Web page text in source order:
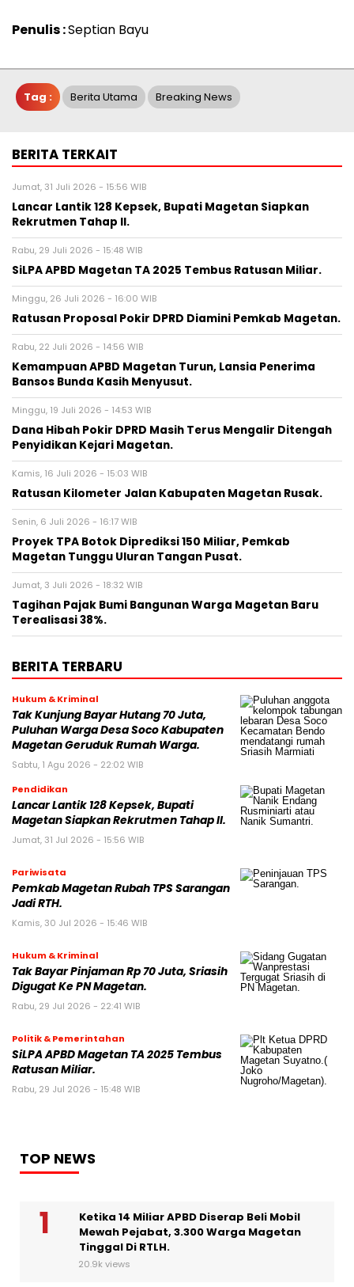
Penulis :Septian Bayu
Tag : Berita Utama Breaking News
BERITA TERKAIT
Jumat, 31 Juli 2026 - 15:56 WIB
Lancar Lantik 128 Kepsek, Bupati Magetan Siapkan
Rekrutmen Tahap II.
Rabu, 29 Juli 2026 - 15:48 WIB
SiLPA APBD Magetan TA 2025 Tembus Ratusan Miliar.
Minggu, 26 Juli 2026 - 16:00 WIB
Ratusan Proposal Pokir DPRD Diamini Pemkab Magetan.
Rabu, 22 Juli 2026 - 14:56 WIB
Kemampuan APBD Magetan Turun, Lansia Penerima
Bansos Bunda Kasih Menyusut.
Minggu, 19 Juli 2026 - 14:53 WIB
Dana Hibah Pokir DPRD Masih Terus Mengalir Ditengah
Penyidikan Kejari Magetan.
Kamis, 16 Juli 2026 - 15:03 WIB
Ratusan Kilometer Jalan Kabupaten Magetan Rusak.
Senin, 6 Juli 2026 - 16:17 WIB
Proyek TPA Botok Diprediksi 150 Miliar, Pemkab
Magetan Tunggu Uluran Tangan Pusat.
Jumat, 3 Juli 2026 - 18:32 WIB
Tagihan Pajak Bumi Bangunan Warga Magetan Baru
Terealisasi 38%.
BERITA TERBARU
Hukum & Kriminal
Tak Kunjung Bayar Hutang 70 Juta,
Puluhan Warga Desa Soco Kabupaten
Magetan Geruduk Rumah Warga.
Sabtu, 1 Agu 2026 - 22:02 WIB
Pendidikan
Lancar Lantik 128 Kepsek, Bupati
Magetan Siapkan Rekrutmen Tahap II.
Jumat, 31 Jul 2026 - 15:56 WIB
Pariwisata
Pemkab Magetan Rubah TPS Sarangan
Jadi RTH.
Kamis, 30 Jul 2026 - 15:46 WIB
Hukum & Kriminal
Tak Bayar Pinjaman Rp 70 Juta, Sriasih
Digugat Ke PN Magetan.
Rabu, 29 Jul 2026 - 22:41 WIB
Politik & Pemerintahan
SiLPA APBD Magetan TA 2025 Tembus
Ratusan Miliar.
Rabu, 29 Jul 2026 - 15:48 WIB
TOP NEWS
Ketika 14 Miliar APBD Diserap Beli Mobil
Mewah Pejabat, 3.300 Warga Magetan
Tinggal Di RTLH.
20.9k views